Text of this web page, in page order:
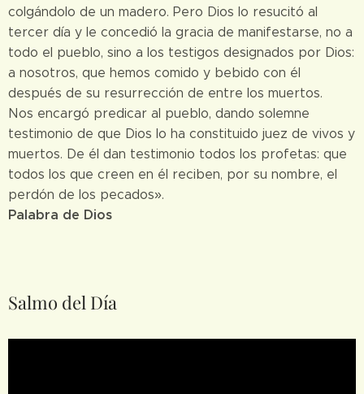
colgándolo de un madero. Pero Dios lo resucitó al
tercer día y le concedió la gracia de manifestarse, no a
todo el pueblo, sino a los testigos designados por Dios:
a nosotros, que hemos comido y bebido con él
después de su resurrección de entre los muertos.
Nos encargó predicar al pueblo, dando solemne
testimonio de que Dios lo ha constituido juez de vivos y
muertos. De él dan testimonio todos los profetas: que
todos los que creen en él reciben, por su nombre, el
perdón de los pecados».
Palabra de Dios
Salmo del Día